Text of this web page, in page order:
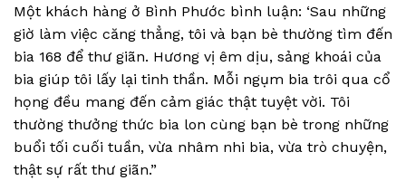
Một khách hàng ở Bình Phước bình luận: ‘Sau những
giờ làm việc căng thẳng, tôi và bạn bè thường tìm đến
bia 168 để thư giãn. Hương vị êm dịu, sảng khoái của
bia giúp tôi lấy lại tinh thần. Mỗi ngụm bia trôi qua cổ
họng đều mang đến cảm giác thật tuyệt vời. Tôi
thường thưởng thức bia lon cùng bạn bè trong những
buổi tối cuối tuần, vừa nhâm nhi bia, vừa trò chuyện,
thật sự rất thư giãn.”